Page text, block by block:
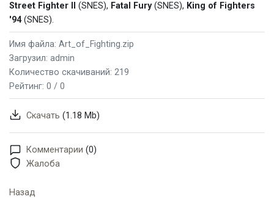
Street Fighter II
(SNES), Fatal Fury(SNES), King of Fighters
'94(SNES).
Имя файла: Art_of_Fighting.zip
Загрузил: admin
Количество скачиваний: 219
Рейтинг: 0 / 0
Скачать (1.18 Mb)
Комментарии (0)
Жалоба
Назад